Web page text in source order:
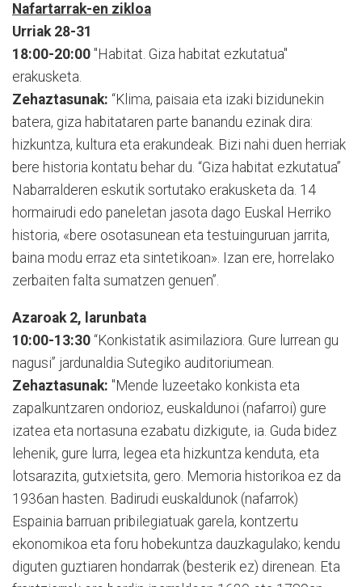
Nafartarrak-en zikloa
Urriak 28-31
18:00-20:00 "Habitat. Giza habitat ezkutatua"
erakusketa.
Zehaztasunak: “Klima, paisaia eta izaki bizidunekin
batera, giza habitataren parte banandu ezinak dira:
hizkuntza, kultura eta erakundeak. Bizi nahi duen herriak
bere historia kontatu behar du. “Giza habitat ezkutatua”
Nabarralderen eskutik sortutako erakusketa da. 14
hormairudi edo paneletan jasota dago Euskal Herriko
historia, «bere osotasunean eta testuinguruan jarrita,
baina modu erraz eta sintetikoan». Izan ere, horrelako
zerbaiten falta sumatzen genuen”.
Azaroak 2, larunbata
10:00-13:30 “Konkistatik asimilaziora. Gure lurrean gu
nagusi” jardunaldia Sutegiko auditoriumean.
Zehaztasunak: "Mende luzeetako konkista eta
zapalkuntzaren ondorioz, euskaldunoi (nafarroi) gure
izatea eta nortasuna ezabatu dizkigute, ia. Guda bidez
lehenik, gure lurra, legea eta hizkuntza kenduta, eta
lotsarazita, gutxietsita, gero. Memoria historikoa ez da
1936an hasten. Badirudi euskaldunok (nafarrok)
Espainia barruan pribilegiatuak garela, kontzertu
ekonomikoa eta foru hobekuntza dauzkagulako; kendu
diguten guztiaren hondarrak (besterik ez) direnean. Eta